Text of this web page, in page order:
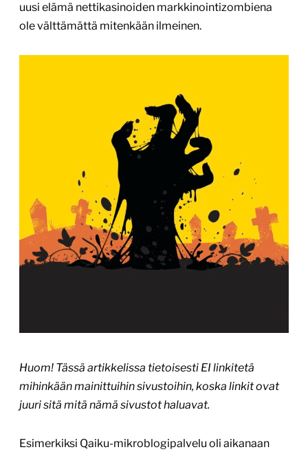
uusi elämä nettikasinoiden markkinointizombiena
ole välttämättä mitenkään ilmeinen.
Huom! Tässä artikkelissa tietoisesti EI linkitetä
mihinkään mainittuihin sivustoihin, koska linkit ovat
juuri sitä mitä nämä sivustot haluavat.
Esimerkiksi Qaiku-mikroblogipalvelu oli aikanaan